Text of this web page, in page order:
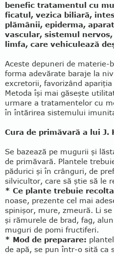
benefic trata­men­tul cu
fica­tul, vezica bi­liară,
plămânii, epi­derma,
vas­­cular, sistemul
limfa, care vehicu­lea­ză
Aceste de­pu­neri de materie-
forma ade­vărate baraje la
ex­cretorii, favorizând apa­­ri­ţia
Metoda îşi mai gă­seşte
urmare a tratamentelor cu
în în­tă­rirea sis­temului
Cura de primăvară a lui J.
Se bazează pe mugurii şi
de pri­mă­vară. Plantele
pădurici şi în crânguri, de
silvi­cultor, care să ştie să le
* Ce plante trebuie
noase, pre­zen­te cel mai
spinişor, mu­re, zmeu­ră. Li
şi rămurele de brad, fag,
mu­guri de pomi fructiferi.
* Mod de prepa­ra­re:
de apă, se pun în­tr-o sită ca